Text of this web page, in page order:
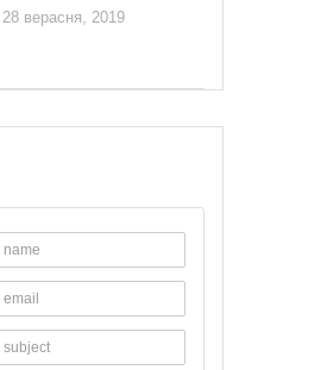
верасня, 2019